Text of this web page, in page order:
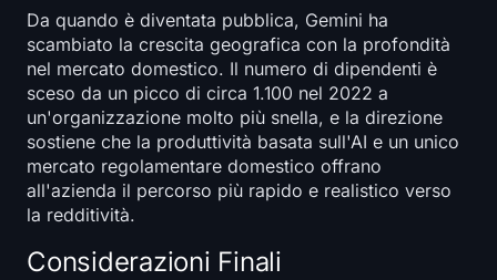
Da quando è diventata pubblica, Gemini ha
scambiato la crescita geografica con la profondità
nel mercato domestico. Il numero di dipendenti è
sceso da un picco di circa 1.100 nel 2022 a
un'organizzazione molto più snella, e la direzione
sostiene che la produttività basata sull'AI e un unico
mercato regolamentare domestico offrano
all'azienda il percorso più rapido e realistico verso
la redditività.
Considerazioni Finali